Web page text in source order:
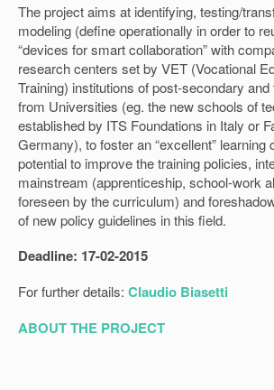
The project aims at identifying, testing/
modeling (define operationally in order to
“devices for smart collaboration” with
research centers set by VET (Vocational
Training) institutions of post-secondary
from Universities (eg. the new schools of
established by ITS Foundations in Italy or
Germany), to foster an “excellent” learning
potential to improve the training policies,
mainstream (apprenticeship, school-work
foreseen by the curriculum) and
of new policy guidelines in this field.
Deadline: 17-02-2015
For further details: Claudio Biasetti
ABOUT THE PROJECT